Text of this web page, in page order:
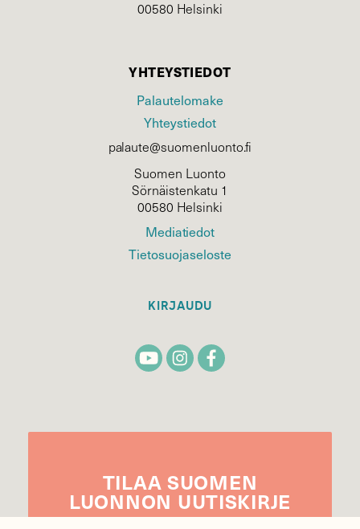
00580 Helsinki
YHTEYSTIEDOT
Palautelomake
Yhteystiedot
palaute@suomenluonto.fi
Suomen Luonto
Sörnäistenkatu 1
00580 Helsinki
Mediatiedot
Tietosuojaseloste
KIRJAUDU
TILAA SUOMEN
LUONNON UUTIS­KIRJE